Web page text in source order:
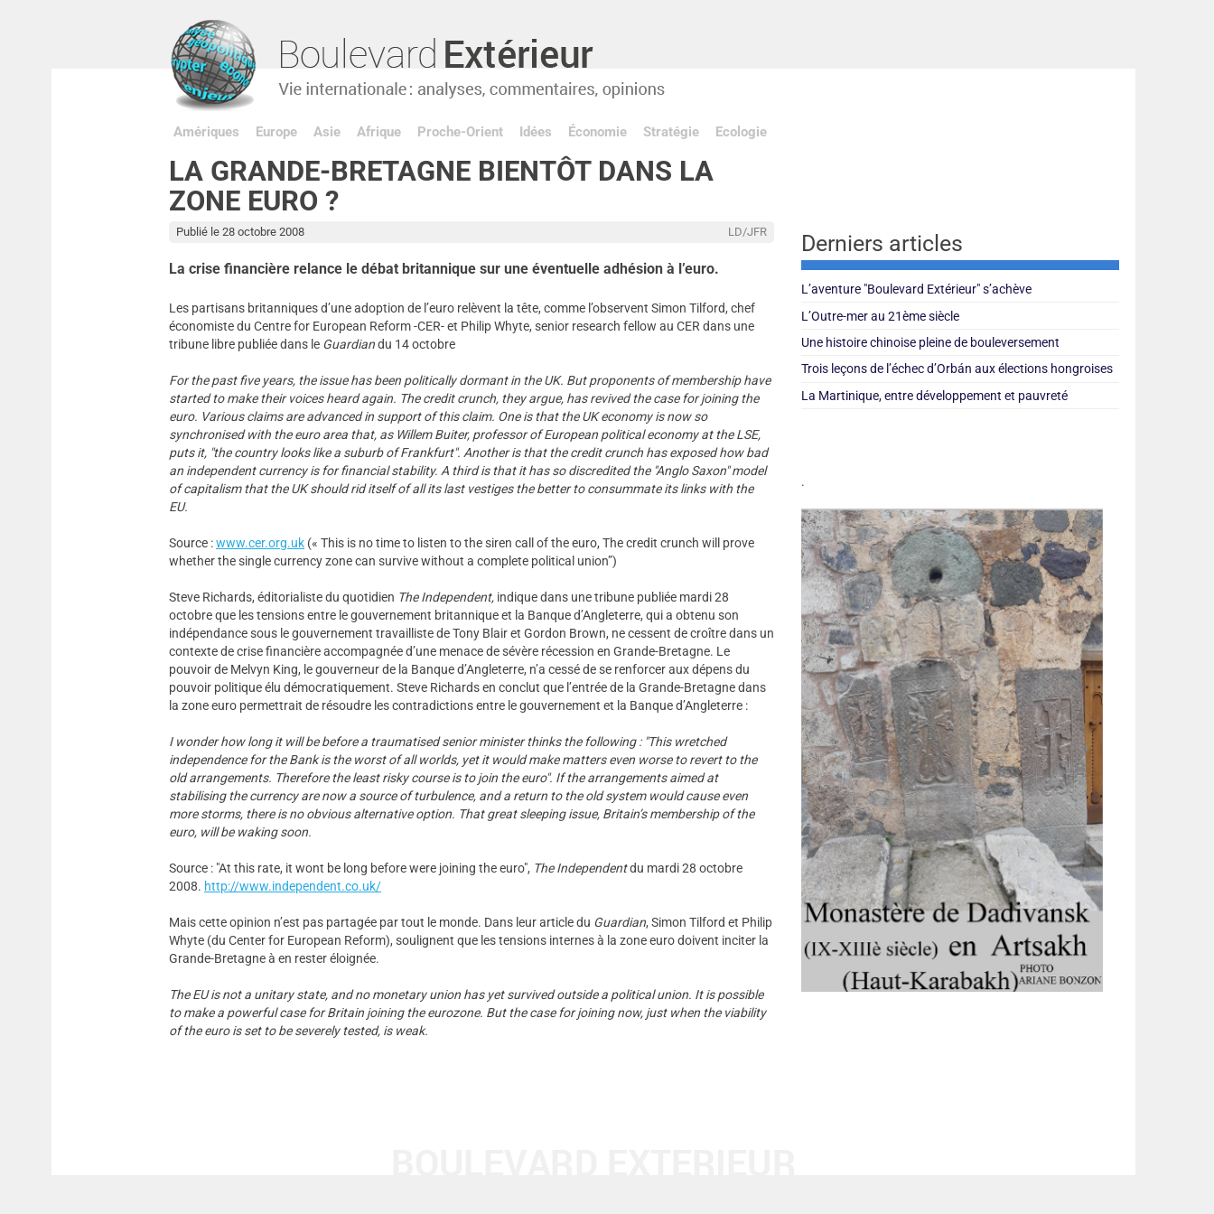
Amériques Europe Asie Afrique Proche-Orient Idées Économie Stratégie Ecologie
LA GRANDE-BRETAGNE BIENTÔT DANS LA
ZONE EURO ?
LD/JFR
Publié le 28 octobre 2008
La crise financière relance le débat britannique sur une éventuelle adhésion à l’euro.
Les partisans britanniques d’une adoption de l’euro relèvent la tête, comme l’observent Simon Tilford, chef
économiste du Centre for European Reform -CER- et Philip Whyte, senior research fellow au CER dans une
tribune libre publiée dans le Guardiandu 14 octobre
For the past five years, the issue has been politically dormant in the UK. But proponents of membership have
started to make their voices heard again. The credit crunch, they argue, has revived the case for joining the
euro. Various claims are advanced in support of this claim. One is that the UK economy is now so
synchronised with the euro area that, as Willem Buiter, professor of European political economy at the LSE,
puts it, "the country looks like a suburb of Frankfurt". Another is that the credit crunch has exposed how bad
an independent currency is for financial stability. A third is that it has so discredited the "Anglo Saxon" model
of capitalism that the UK should rid itself of all its last vestiges the better to consummate its links with the
EU.
Source :www.cer.org.uk (« This is no time to listen to the siren call of the euro, The credit crunch will prove
whether the single currency zone can survive without a complete political union”)
Steve Richards, éditorialiste du quotidien The Independent, indique dans une tribune publiée mardi 28
octobre que les tensions entre le gouvernement britannique et la Banque d’Angleterre, qui a obtenu son
indépendance sous le gouvernement travailliste de Tony Blair et Gordon Brown, ne cessent de croître dans un
contexte de crise financière accompagnée d’une menace de sévère récession en Grande-Bretagne. Le
pouvoir de Melvyn King, le gouverneur de la Banque d’Angleterre, n’a cessé de se renforcer aux dépens du
pouvoir politique élu démocratiquement. Steve Richards en conclut que l’entrée de la Grande-Bretagne dans
la zone euro permettrait de résoudre les contradictions entre le gouvernement et la Banque d’Angleterre :
I wonder how long it will be before a traumatised senior minister thinks the following : "This wretched
independence for the Bank is the worst of all worlds, yet it would make matters even worse to revert to the
old arrangements. Therefore the least risky course is to join the euro". If the arrangements aimed at
stabilising the currency are now a source of turbulence, and a return to the old system would cause even
more storms, there is no obvious alternative option. That great sleeping issue, Britain’s membership of the
euro, will be waking soon.
Source : "At this rate, it wont be long before were joining the euro", The Independentdu mardi 28 octobre
2008. http://www.independent.co.uk/
Mais cette opinion n’est pas partagée par tout le monde. Dans leur article du Guardian, Simon Tilford et Philip
Whyte (du Center for European Reform), soulignent que les tensions internes à la zone euro doivent inciter la
Grande-Bretagne à en rester éloignée.
The EU is not a unitary state, and no monetary union has yet survived outside a political union. It is possible
to make a powerful case for Britain joining the eurozone. But the case for joining now, just when the viability
of the euro is set to be severely tested, is weak.
Derniers articles
L’aventure "Boulevard Extérieur" s’achève
L’Outre-mer au 21ème siècle
Une histoire chinoise pleine de bouleversement
Trois leçons de l’échec d’Orbán aux élections hongroises
La Martinique, entre développement et pauvreté
.